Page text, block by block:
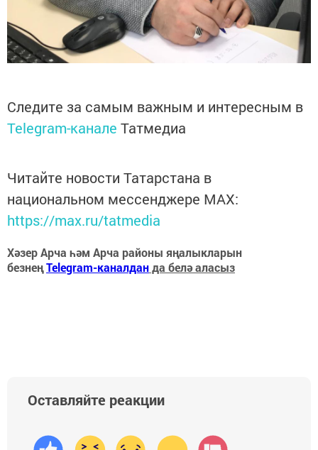
Следите за самым важным и интересным в
Telegram-канале Татмедиа
Читайте новости Татарстана в
национальном мессенджере MАХ:
https://max.ru/tatmedia
Хәзер Арча һәм Арча районы яңалыкларын
безнеңTelegram-каналданда белә аласыз
Оставляйте реакции